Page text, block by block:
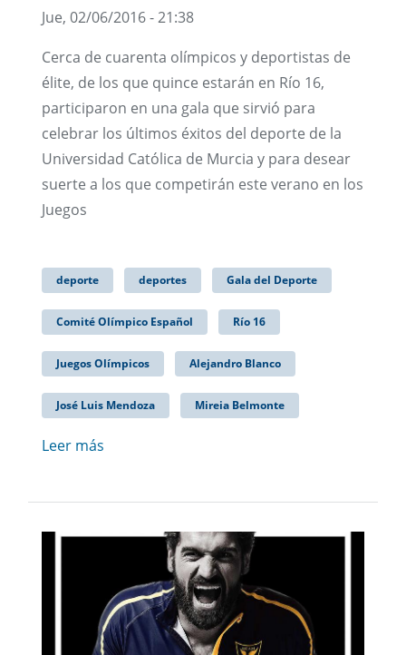
Jue, 02/06/2016 - 21:38
Cerca de cuarenta olímpicos y deportistas de
élite, de los que quince estarán en Río 16,
participaron en una gala que sirvió para
celebrar los últimos éxitos del deporte de la
Universidad Católica de Murcia y para desear
suerte a los que competirán este verano en los
Juegos
deporte deportes Gala del Deporte
Comité Olímpico Español Río 16
Juegos Olímpicos Alejandro Blanco
José Luis Mendoza Mireia Belmonte
Leer más